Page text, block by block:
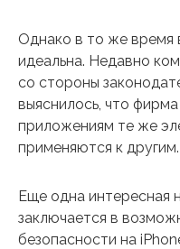
Однако в то же время
идеальна. Недавно
со стороны
выяснилось, что
приложениям те же
применяются к другим.
Еще одна интересная
заключается в
безопасности на